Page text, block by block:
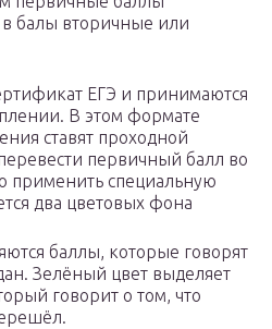
балы вторичные или
ЕГЭ и принимаются
В этом формате
ставят проходной
первичный балл во
применить специальную
два цветовых фона
баллы, которые говорят
Зелёный цвет выделяет
говорит о том, что